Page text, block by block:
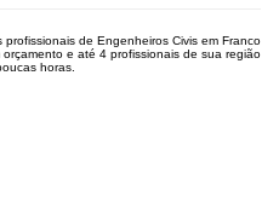
de Engenheiros Civis em Franco
e até 4 profissionais de sua região
horas.